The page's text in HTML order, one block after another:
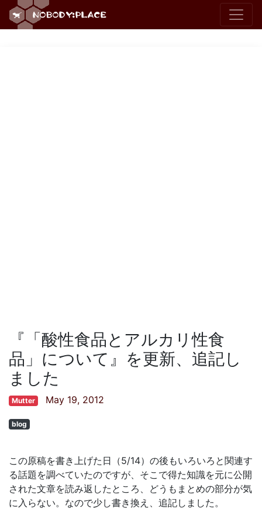
『「酸性食品とアルカリ性食
品」について』を更新、追記し
ました
Mutter May 19, 2012
blog
この原稿を書き上げた日（5/14）の後もいろいろと関連す
る話題を調べていたのですが、そこで得た知識を元に公開
された文章を読み返したところ、どうもまとめの部分が気
に入らない。なので少し書き換え、追記しました。